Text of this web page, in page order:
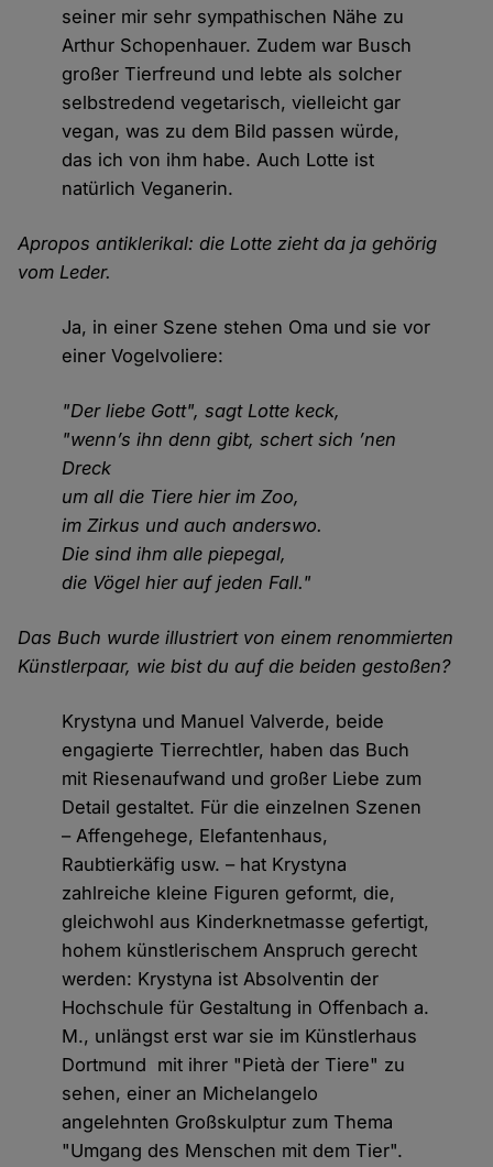
seiner mir sehr sympathischen Nähe zu
Arthur Schopenhauer. Zudem war Busch
großer Tierfreund und lebte als solcher
selbstredend vegetarisch, vielleicht gar
vegan, was zu dem Bild passen würde,
das ich von ihm habe. Auch Lotte ist
natürlich Veganerin.
Apropos antiklerikal: die Lotte zieht da ja gehörig
vom Leder.
Ja, in einer Szene stehen Oma und sie vor
einer Vogelvoliere:
"Der liebe Gott", sagt Lotte keck,
"wenn’s ihn denn gibt, schert sich ’nen
Dreck
um all die Tiere hier im Zoo,
im Zirkus und auch anderswo.
Die sind ihm alle piepegal,
die Vögel hier auf jeden Fall."
Das Buch wurde illustriert von einem renommierten
Künstlerpaar, wie bist du auf die beiden gestoßen?
Krystyna und Manuel Valverde, beide
engagierte Tierrechtler, haben das Buch
mit Riesenaufwand und großer Liebe zum
Detail gestaltet. Für die einzelnen Szenen
– Affengehege, Elefantenhaus,
Raubtierkäfig usw. – hat Krystyna
zahlreiche kleine Figuren geformt, die,
gleichwohl aus Kinderknetmasse gefertigt,
hohem künstlerischem Anspruch gerecht
werden: Krystyna ist Absolventin der
Hochschule für Gestaltung in Offenbach a.
M., unlängst erst war sie im Künstlerhaus
Dortmund mit ihrer "Pietà der Tiere" zu
sehen, einer an Michelangelo
angelehnten Großskulptur zum Thema
"Umgang des Menschen mit dem Tier".